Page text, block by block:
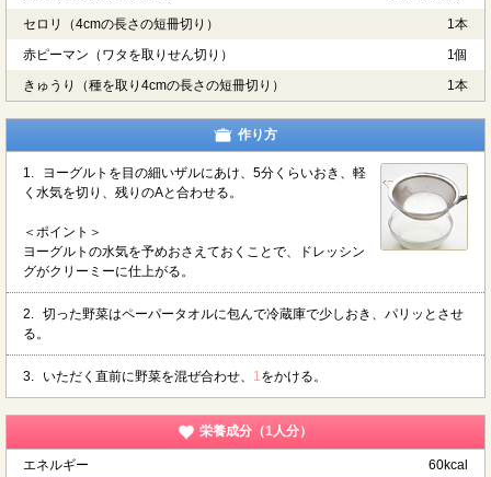
セロリ（4cmの長さの短冊切り）
1本
赤ピーマン（ワタを取りせん切り）
1個
きゅうり（種を取り4cmの長さの短冊切り）
1本
作り方
1.
ヨーグルトを目の細いザルにあけ、5分くらいおき、軽
く水気を切り、残りのAと合わせる。
＜ポイント＞
ヨーグルトの水気を予めおさえておくことで、ドレッシン
グがクリーミーに仕上がる。
2. 切った野菜はペーパータオルに包んで冷蔵庫で少しおき、パリッとさせ
る。
3. いただく直前に野菜を混ぜ合わせ、 1をかける。
栄養成分（1人分）
エネルギー
60kcal